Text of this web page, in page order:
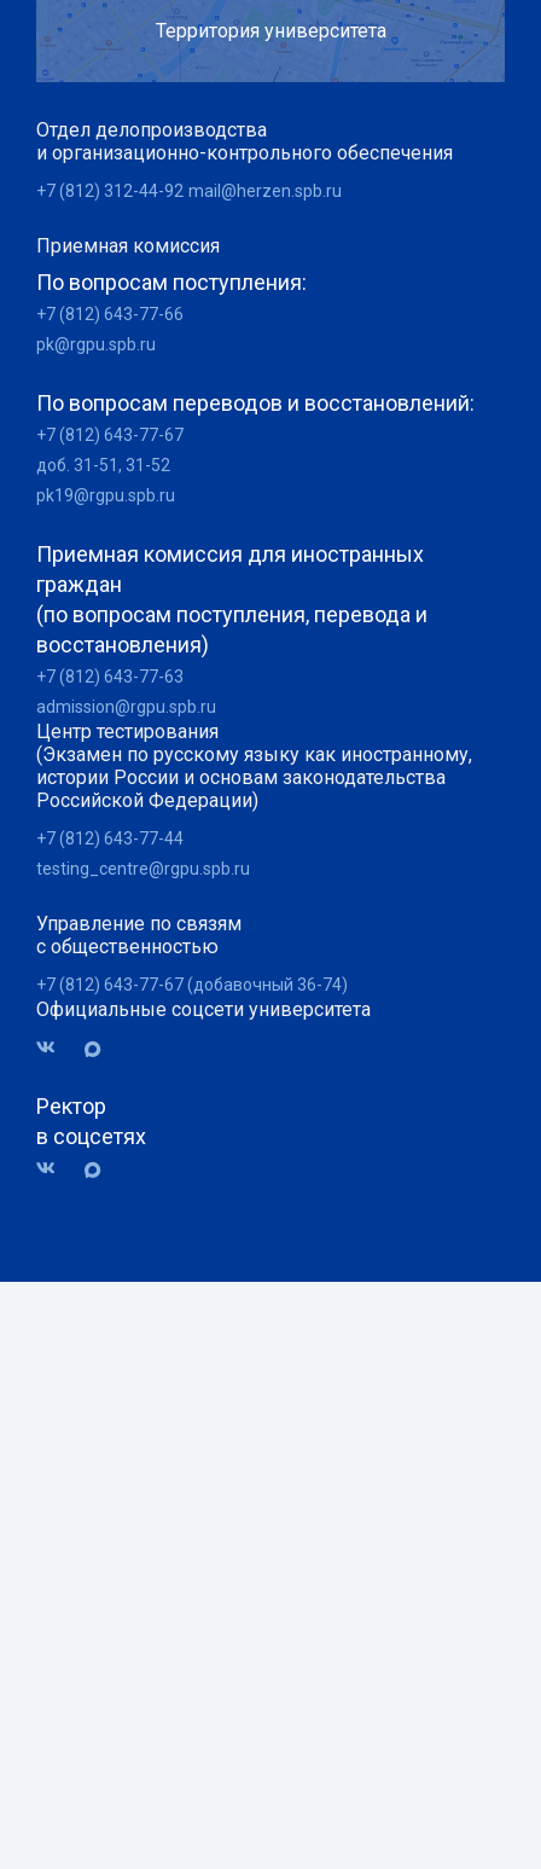
Территория университета
Отдел делопроизводства
и организационно-контрольного обеспечения
+7 (812) 312-44-92 mail@herzen.spb.ru
Приемная комиссия
По вопросам поступления:
+7 (812) 643-77-66
pk@rgpu.spb.ru
По вопросам переводов и восстановлений:
+7 (812) 643-77-67
доб. 31-51, 31-52
pk19@rgpu.spb.ru
Приемная комиссия для иностранных
граждан
(по вопросам поступления, перевода и
восстановления)
+7 (812) 643-77-63
admission@rgpu.spb.ru
Центр тестирования
(Экзамен по русскому языку как иностранному,
истории России и основам законодательства
Российской Федерации)
+7 (812) 643-77-44
testing_centre@rgpu.spb.ru
Управление по связям
с общественностью
+7 (812) 643-77-67 (добавочный 36-74)
Официальные соцсети университета
Ректор
в соцсетях